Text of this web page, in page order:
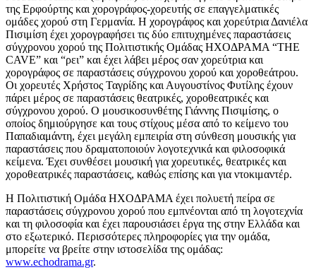
της Ερφούρτης και χορογράφος-χορευτής σε επαγγελματικές
ομάδες χορού στη Γερμανία. Η χορογράφος και χορεύτρια Δανιέλα
Πισιμίση έχει χορογραφήσει τις δύο επιτυχημένες παραστάσεις
σύγχρονου χορού της Πολιτιστικής Ομάδας ΗΧΟΔΡΑΜΑ “THE
CAVE” και “ρει” και έχει λάβει μέρος σαν χορεύτρια και
χορογράφος σε παραστάσεις σύγχρονου χορού και χοροθεάτρου.
Οι χορευτές Χρήστος Ταγρίδης και Αυγουστίνος Φυτίλης έχουν
πάρει μέρος σε παραστάσεις θεατρικές, χοροθεατρικές και
σύγχρονου χορού. Ο μουσικοσυνθέτης Γιάννης Πισιμίσης, ο
οποίος δημιούργησε και τους στίχους μέσα από το κείμενο του
Παπαδιαμάντη, έχει μεγάλη εμπειρία στη σύνθεση μουσικής για
παραστάσεις που δραματοποιούν λογοτεχνικά και φιλοσοφικά
κείμενα. Έχει συνθέσει μουσική για χορευτικές, θεατρικές και
χοροθεατρικές παραστάσεις, καθώς επίσης και για ντοκιμαντέρ.
Η Πολιτιστική Ομάδα ΗΧΟΔΡΑΜΑ έχει πολυετή πείρα σε
παραστάσεις σύγχρονου χορού που εμπνέονται από τη λογοτεχνία
και τη φιλοσοφία και έχει παρουσιάσει έργα της στην Ελλάδα και
στο εξωτερικό. Περισσότερες πληροφορίες για την ομάδα,
μπορείτε να βρείτε στην ιστοσελίδα της ομάδας:
www.echodrama.gr.